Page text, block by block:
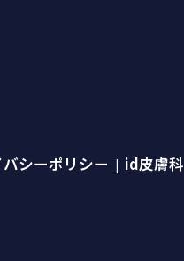
シーポリシー | id皮膚科